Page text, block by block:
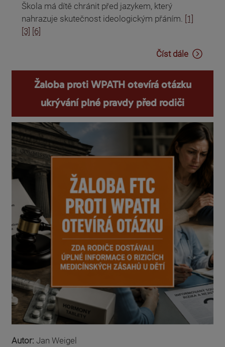
Škola má dítě chránit před jazykem, který
nahrazuje skutečnost ideologickým přáním. [1]
[3] [6]
Číst dále
Žaloba proti WPATH otevírá otázku
ukrývání plné pravdy před rodiči
Autor: Jan Weigel